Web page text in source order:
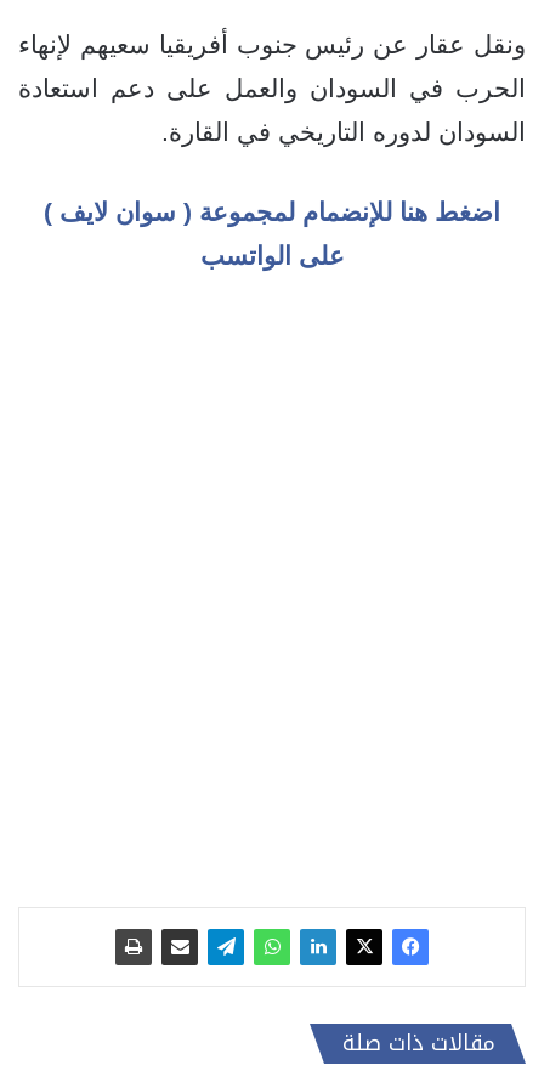
ونقل عقار عن رئيس جنوب أفريقيا سعيهم لإنهاء
الحرب في السودان والعمل على دعم استعادة
السودان لدوره التاريخي في القارة.
اضغط هنا للإنضمام لمجموعة ( سوان لايف )
على الواتسب
مقالات ذات صلة